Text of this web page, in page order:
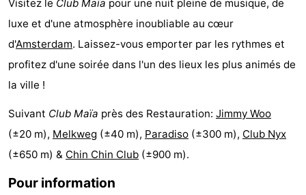
Nocturne
Aliments
et
Boissons
Shopping
-
Marchés
-
Grands
Faire
Visitez le Club Maïa pour une nuit pleine de musique, de
luxe et d'une atmosphère inoubliable au cœur
d'Amsterdam. Laissez-vous emporter par les rythmes et
profitez d'une soirée dans l'un des lieux les plus animés de
la ville !
Suivant Club Maïa près des Restauration: Jimmy Woo
(±20 m), Melkweg (±40 m), Paradiso (±300 m), Club Nyx
(±650 m) & Chin Chin Club (±900 m).
Pour information